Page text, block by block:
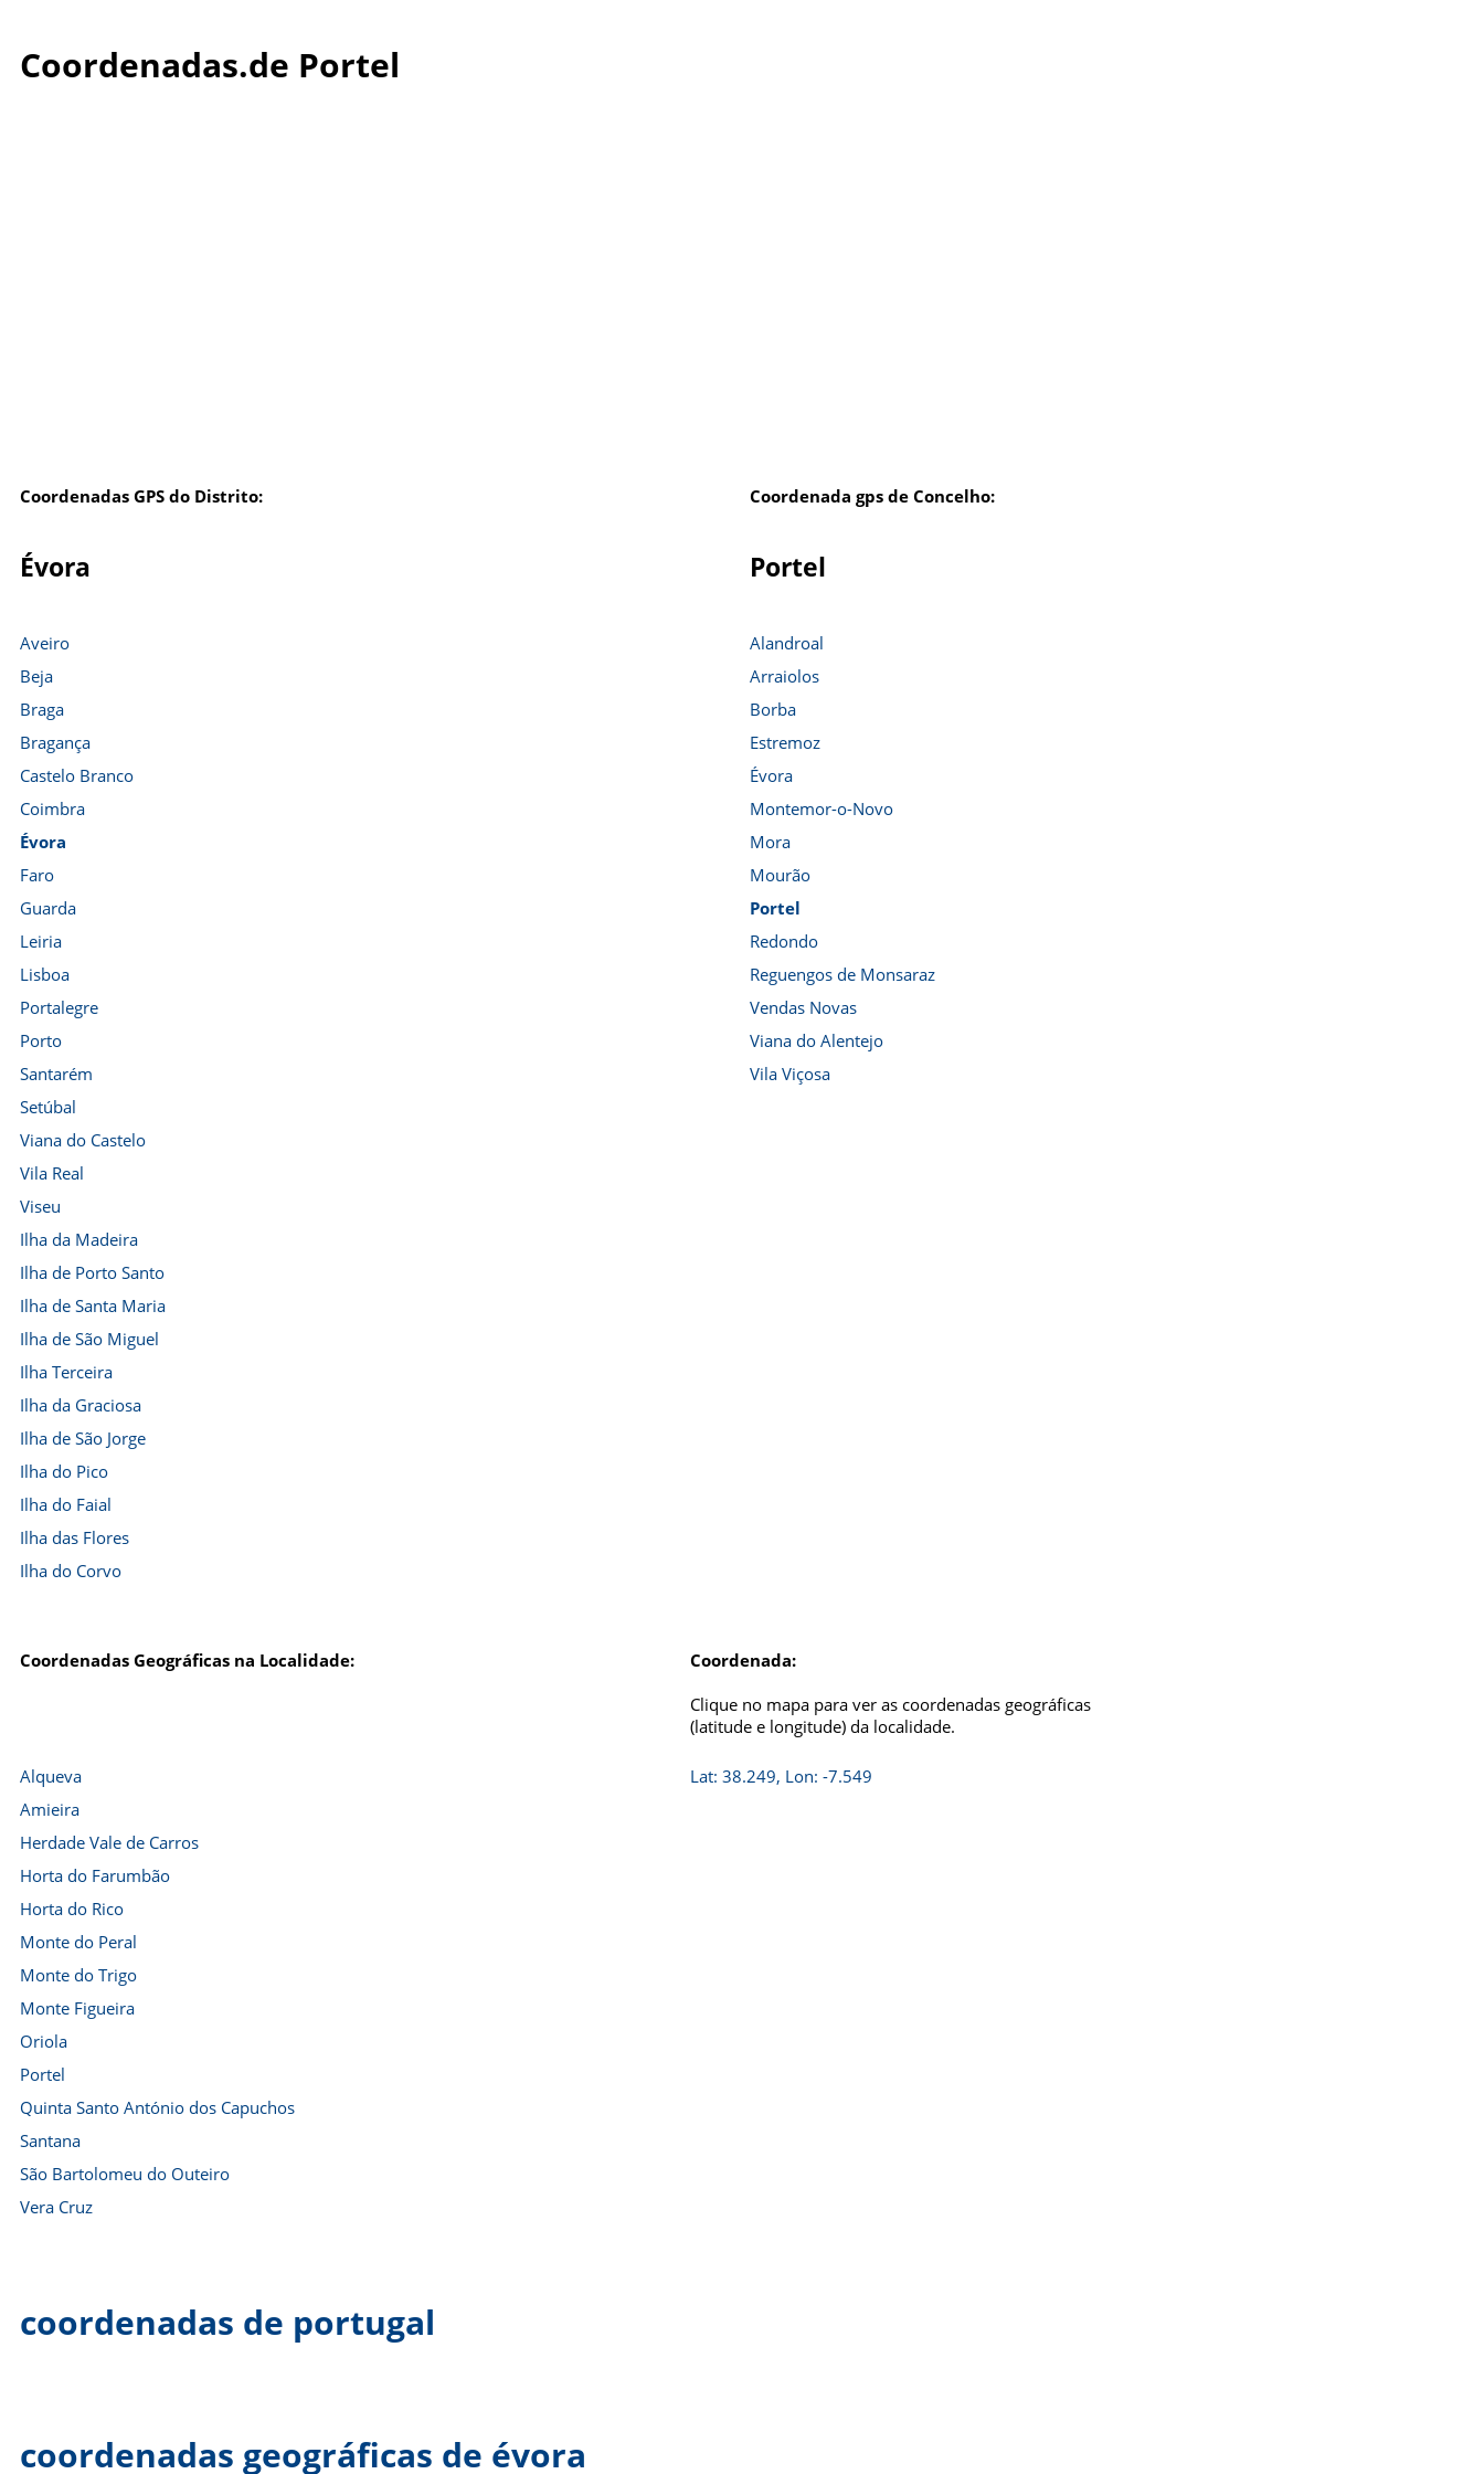
Coordenadas.de Portel
Coordenadas GPS do Distrito: Coordenada gps de Concelho:
Évora Portel
Aveiro
Beja
Braga
Bragança
Castelo Branco
Coimbra
Évora
Faro
Guarda
Leiria
Lisboa
Portalegre
Porto
Santarém
Setúbal
Viana do Castelo
Vila Real
Viseu
Ilha da Madeira
Ilha de Porto Santo
Ilha de Santa Maria
Ilha de São Miguel
Ilha Terceira
Ilha da Graciosa
Ilha de São Jorge
Ilha do Pico
Ilha do Faial
Ilha das Flores
Ilha do Corvo
Alandroal
Arraiolos
Borba
Estremoz
Évora
Montemor-o-Novo
Mora
Mourão
Portel
Redondo
Reguengos de Monsaraz
Vendas Novas
Viana do Alentejo
Vila Viçosa
Coordenadas Geográficas na Localidade:
Coordenada:
Clique no mapa para ver as coordenadas geográficas
(latitude e longitude) da localidade.
Alqueva
Amieira
Herdade Vale de Carros
Horta do Farumbão
Horta do Rico
Monte do Peral
Monte do Trigo
Monte Figueira
Oriola
Portel
Quinta Santo António dos Capuchos
Santana
São Bartolomeu do Outeiro
Vera Cruz
Lat: 38.249, Lon: -7.549
coordenadas de portugal
coordenadas geográficas de évora